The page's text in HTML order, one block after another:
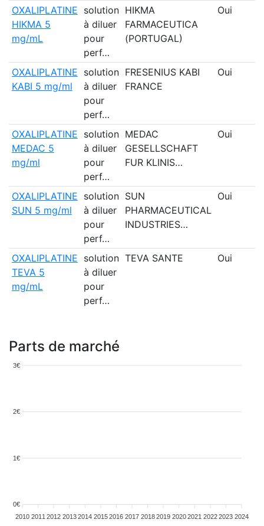
OXALIPLATINE
HIKMA 5
mg/mL
solution
à diluer
pour
perf…
HIKMA
FARMACEUTICA
(PORTUGAL)
Oui
OXALIPLATINE
KABI 5 mg/ml
solution
à diluer
pour
perf…
FRESENIUS KABI
FRANCE
Oui
OXALIPLATINE
MEDAC 5
mg/ml
solution
à diluer
pour
perf…
MEDAC
GESELLSCHAFT
FUR KLINIS…
Oui
OXALIPLATINE
SUN 5 mg/ml
solution
à diluer
pour
perf…
SUN
PHARMACEUTICAL
INDUSTRIES…
Oui
OXALIPLATINE
TEVA 5
mg/mL
solution
à diluer
pour
perf…
TEVA SANTE Oui
Parts de marché
3€
2€
1€
0€
2010 2011 2012 2013 2014 2015 2016 2017 2018 2019 2020 2021 2022 2023 2024